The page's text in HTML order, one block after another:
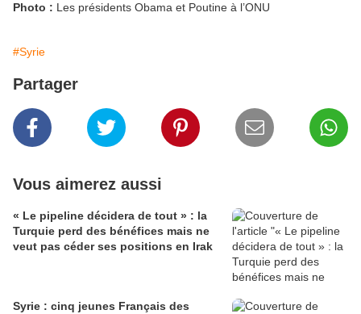
Photo : Les présidents Obama et Poutine à l’ONU
#Syrie
Partager
Vous aimerez aussi
« Le pipeline décidera de tout » : la
Turquie perd des bénéfices mais ne
veut pas céder ses positions en Irak
Syrie : cinq jeunes Français des